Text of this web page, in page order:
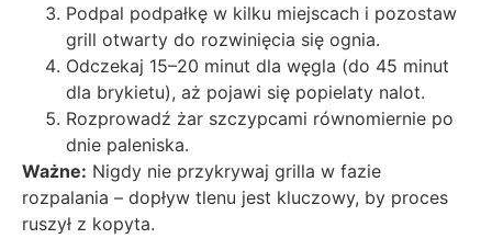
Podpal podpałkę w kilku miejscach i pozostaw
grill otwarty do rozwinięcia się ognia.
Odczekaj 15–20 minut dla węgla (do 45 minut
dla brykietu), aż pojawi się popielaty nalot.
Rozprowadź żar szczypcami równomiernie po
dnie paleniska.
Ważne: Nigdy nie przykrywaj grilla w fazie
rozpalania – dopływ tlenu jest kluczowy, by proces
ruszył z kopyta.